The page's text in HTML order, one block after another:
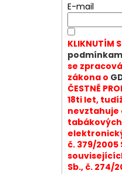
E-mail
KLIKNUTÍM
se
zákona o
ČESTNĚ
18ti let,
nevztahuje
č. 379/2005
Sb., č. 274/